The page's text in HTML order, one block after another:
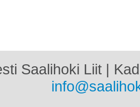
Saalihoki Liit |